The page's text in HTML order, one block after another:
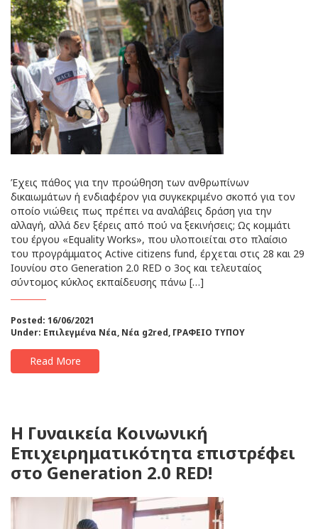
Έχεις πάθος για την προώθηση των ανθρωπίνων
δικαιωμάτων ή ενδιαφέρον για συγκεκριμένο σκοπό για τον
οποίο νιώθεις πως πρέπει να αναλάβεις δράση για την
αλλαγή, αλλά δεν ξέρεις από πού να ξεκινήσεις; Ως κομμάτι
του έργου «Equality Works», που υλοποιείται στο πλαίσιο
του προγράμματος Active citizens fund, έρχεται στις 28 και 29
Ιουνίου στο Generation 2.0 RED ο 3ος και τελευταίος
σύντομος κύκλος εκπαίδευσης πάνω […]
Posted: 16/06/2021
Under: Επιλεγμένα Νέα, Νέα g2red, ΓΡΑΦΕΙΟ ΤΥΠΟΥ
Read More
Η Γυναικεία Κοινωνική
Επιχειρηματικότητα επιστρέφει
στο Generation 2.0 RED!